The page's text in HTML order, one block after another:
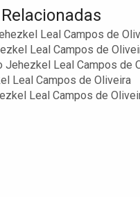
Leal Campos de
Leal Campos de
Jehezkel Leal Campos de
Leal Campos de Oliveira
Leal Campos de